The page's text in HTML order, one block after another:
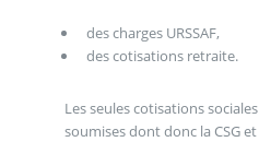
des charges URSSAF,
des cotisations retraite.
Les seules cotisations
soumises dont donc la CSG